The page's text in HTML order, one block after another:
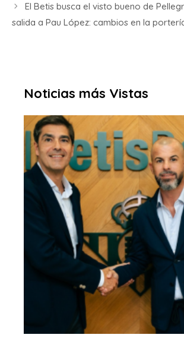
El Betis busca el visto bueno de
salida a Pau López: cambios en la
Noticias más Vistas